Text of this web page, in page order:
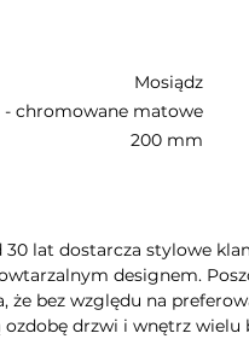
Mosiądz
- chromowane matowe
200 mm
lat dostarcza stylowe
designem.
bez względu na
drzwi i wnętrz